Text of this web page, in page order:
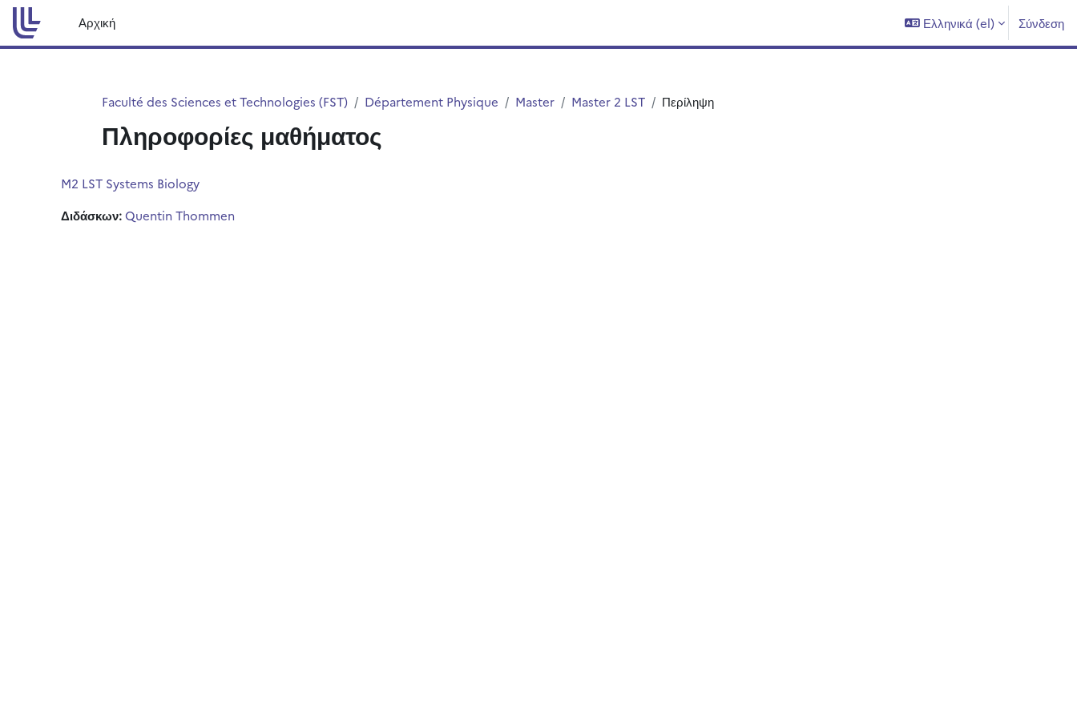
Μετάβαση στο κεντρικό περιεχόμενο
Αρχική
Ελληνικά ‎(el)‎ Σύνδεση
Faculté des Sciences et Technologies (FST) Département Physique Master Master 2 LST Περίληψη
Πληροφορίες μαθήματος
M2 LST Systems Biology
Διδάσκων:Quentin Thommen